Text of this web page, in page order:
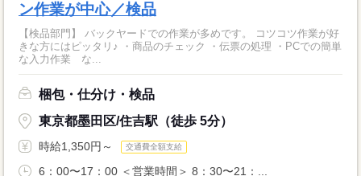
ン作業が中心／検品
【検品部門】 バックヤードでの作業が多めです。 コツコツ作業が好
きな方にはピッタリ♪ ・商品のチェック ・伝票の処理 ・PCでの簡単
な入力作業 な...
梱包・仕分け・検品
東京都墨田区/住吉駅（徒歩 5分）
時給1,350円～ 交通費全額支給
6：00〜17：00 ＜営業時間＞ 8：30〜21：...